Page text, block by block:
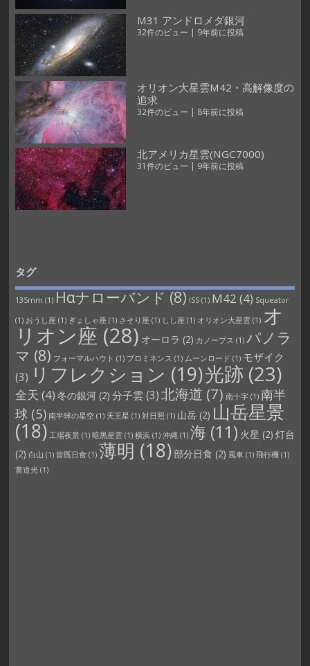
M31 アンドロメダ銀河
32件のビュー | 9年前に投稿
オリオン大星雲M42・高解像度の
追求
32件のビュー | 8年前に投稿
北アメリカ星雲(NGC7000)
31件のビュー | 9年前に投稿
タグ
135mm (1) Hαナローバンド(8) ISS(1) M42 (4) Squeator
(1) おうし座 (1) ぎょしゃ座 (1) さそり座 (1) しし座 (1) オリオン大星雲(1) オ
リオン座 (28) オーロラ (2) カノープス (1) パノラ
マ (8) フォーマルハウト (1) プロミネンス (1) ムーンロード (1) モザイク
(3) リフレクション (19)光跡 (23)
全天 (4) 冬の銀河(2) 分子雲 (3)北海道 (7) 南十字(1) 南半
球 (5) 南半球の星空(1) 天王星 (1) 対日照 (1) 山岳(2) 山岳星景
(18) 工場夜景(1) 暗黒星雲(1) 横浜(1) 沖縄 (1) 海 (11) 火星 (2) 灯台
(2) 白山 (1) 皆既日食 (1) 薄明 (18)部分日食 (2) 風車(1) 飛行機(1)
黄道光(1)